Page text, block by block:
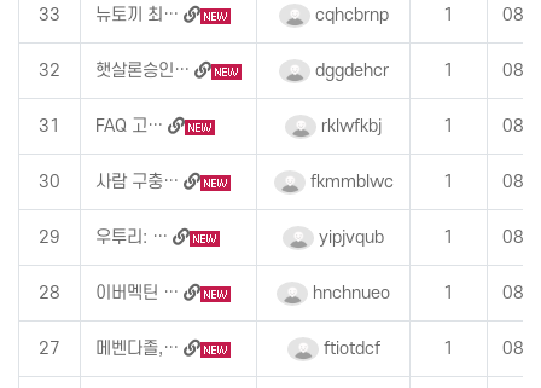
33 뉴토끼 최… cqhcbrnp 1 08-
32 햇살론승인… dggdehcr 1 08-
31 FAQ 고… rklwfkbj 1 08-
30 사람 구충… fkmmblwc 1 08-
29 우투리: … yipjvqub 1 08-
28 이버멕틴 … hnchnueo 1 08-
27 메벤다졸,… ftiotdcf 1 08-